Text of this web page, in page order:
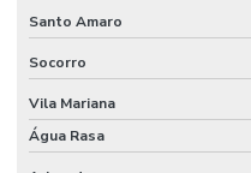
Orçamento para construção de
Orçamento construção civil
Orçamento para construção de
Orçamento para construção
Santo Amaro
Socorro
Vila Mariana
Água Rasa